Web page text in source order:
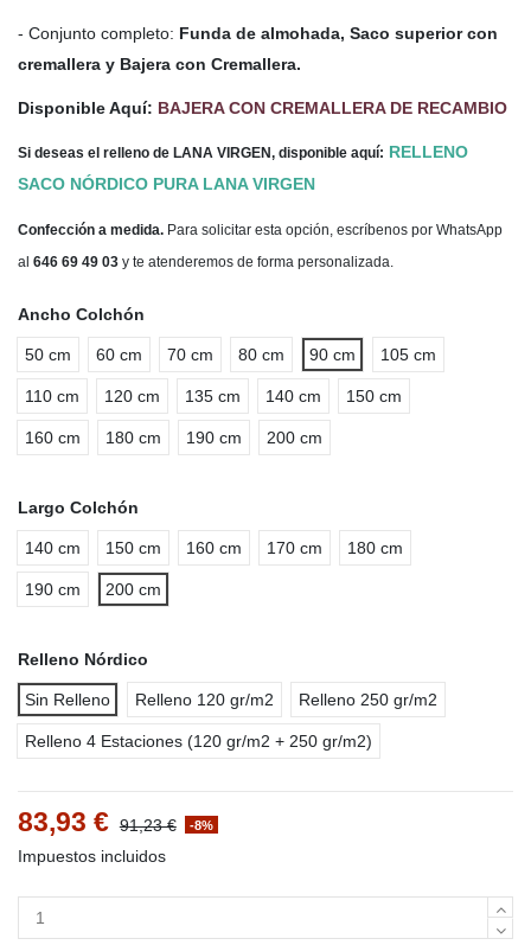
- Conjunto completo: Funda de almohada, Saco superior con
cremallera y Bajera con Cremallera.
Disponible Aquí: BAJERA CON CREMALLERA DE RECAMBIO
Si deseas el relleno de LANA VIRGEN, disponible aquí: RELLENO
SACO NÓRDICO PURA LANA VIRGEN
Confección a medida. Para solicitar esta opción, escríbenos por WhatsApp
al 646 69 49 03 y te atenderemos de forma personalizada.
Ancho Colchón
50 cm 60 cm 70 cm 80 cm 90 cm 105 cm
110 cm 120 cm 135 cm 140 cm 150 cm
160 cm 180 cm 190 cm 200 cm
Largo Colchón
140 cm 150 cm 160 cm 170 cm 180 cm
190 cm 200 cm
Relleno Nórdico
Sin Relleno Relleno 120 gr/m2 Relleno 250 gr/m2
Relleno 4 Estaciones (120 gr/m2 + 250 gr/m2)
83,93 € 91,23 € -8%
Impuestos incluidos